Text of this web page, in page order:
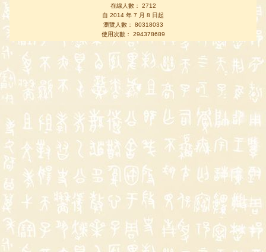
在線人數： 2712
自 2014 年 7 月 8 日起
瀏覽人數： 80318033
使用次數： 294378689